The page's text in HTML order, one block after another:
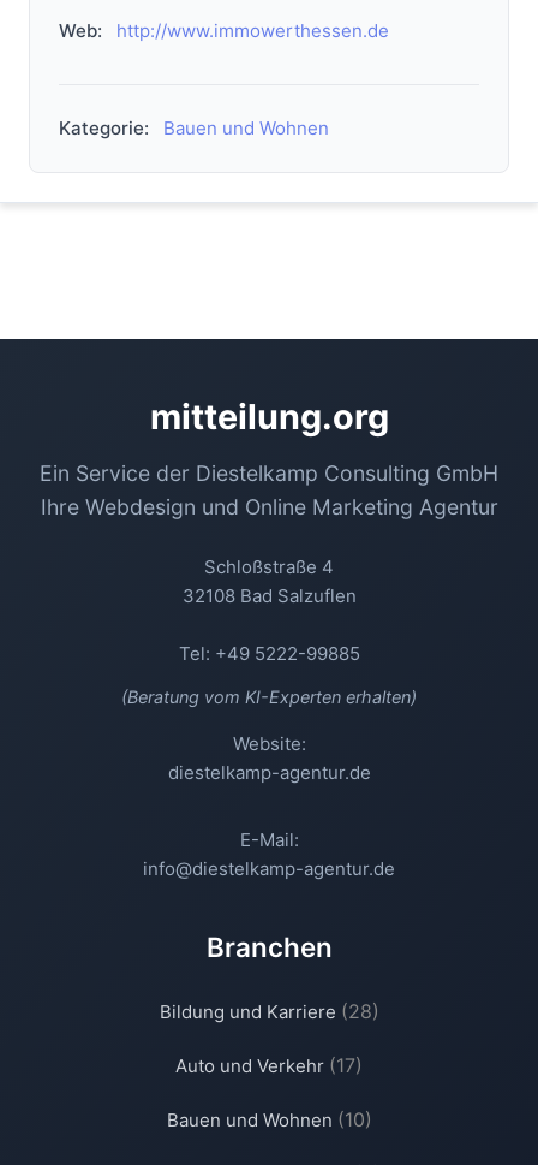
Web:
http://www.immowerthessen.de
Kategorie: Bauen und Wohnen
mitteilung.org
Ein Service der Diestelkamp Consulting GmbH
Ihre Webdesign und Online Marketing Agentur
Schloßstraße 4
32108 Bad Salzuflen
Tel: +49 5222-99885
(Beratung vom KI-Experten erhalten)
Website:
diestelkamp-agentur.de
E-Mail:
info@diestelkamp-agentur.de
Branchen
Bildung und Karriere (28)
Auto und Verkehr (17)
Bauen und Wohnen (10)